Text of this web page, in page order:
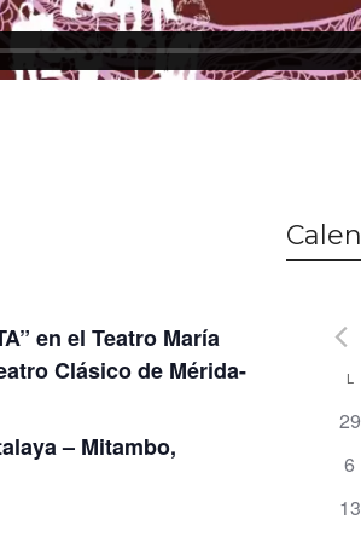
en el Teatro María
Clásico de Mérida-
– Mitambo,
de
L
0
29
0
6
0
13